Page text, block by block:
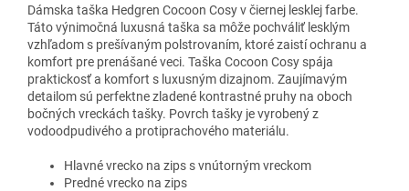
Dámska taška Hedgren Cocoon Cosy v čiernej lesklej farbe.
Táto výnimočná luxusná taška sa môže pochváliť lesklým
vzhľadom s prešívaným polstrovaním, ktoré zaistí ochranu a
komfort pre prenášané veci. Taška Cocoon Cosy spája
praktickosť a komfort s luxusným dizajnom. Zaujímavým
detailom sú perfektne zladené kontrastné pruhy na oboch
bočných vreckách tašky. Povrch tašky je vyrobený z
vodoodpudivého a protiprachového materiálu.
Hlavné vrecko na zips s vnútorným vreckom
Predné vrecko na zips